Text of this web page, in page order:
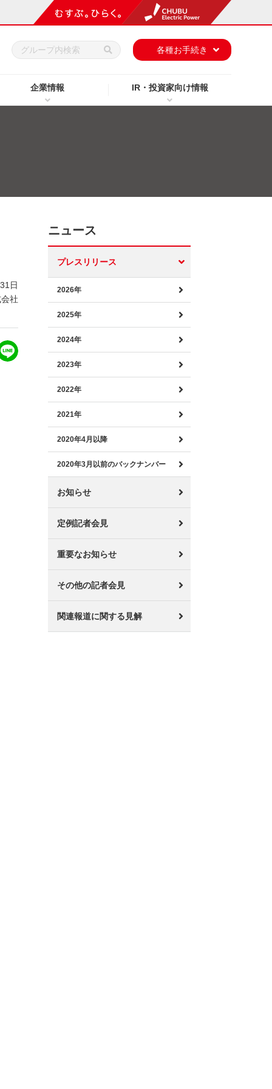
企業情報 IR・投資家向け情報
各種お手続き
日
社
ニュース
プレスリリース
2026年
2025年
2024年
2023年
2022年
2021年
2020年4月以降
2020年3月以前のバックナンバー
お知らせ
定例記者会見
重要なお知らせ
その他の記者会見
関連報道に関する見解